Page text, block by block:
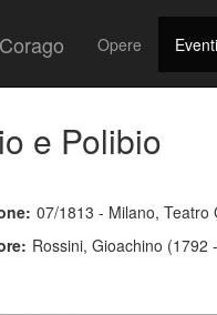
Corago Opere Eventi
e Polibio
07/1813 - Milano, Teatro
Rossini, Gioachino (1792